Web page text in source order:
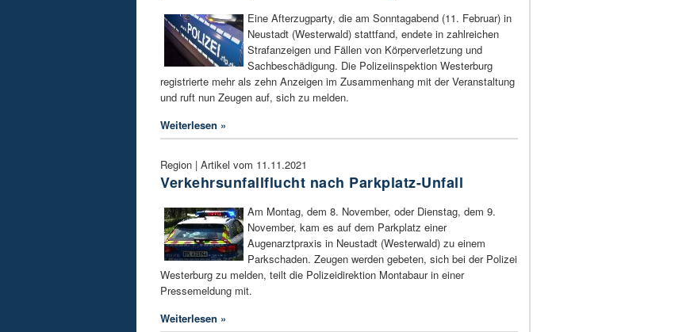
Eine Afterzugparty, die am Sonntagabend (11. Februar) in
Neustadt (Westerwald) stattfand, endete in zahlreichen
Strafanzeigen und Fällen von Körperverletzung und
Sachbeschädigung. Die Polizeiinspektion Westerburg
registrierte mehr als zehn Anzeigen im Zusammenhang mit der Veranstaltung
und ruft nun Zeugen auf, sich zu melden.
Weiterlesen »
Region | Artikel vom 11.11.2021
Verkehrsunfallflucht nach Parkplatz-Unfall
Am Montag, dem 8. November, oder Dienstag, dem 9.
November, kam es auf dem Parkplatz einer
Augenarztpraxis in Neustadt (Westerwald) zu einem
Parkschaden. Zeugen werden gebeten, sich bei der Polizei
Westerburg zu melden, teilt die Polizeidirektion Montabaur in einer
Pressemeldung mit.
Weiterlesen »